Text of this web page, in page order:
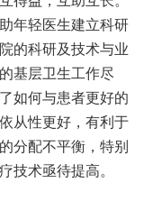
年轻医生建立科研
的科研及技术与业
基层卫生工作尽
如何与患者更好的
从性更好，有利于
分配不平衡，特别
技术亟待提高。